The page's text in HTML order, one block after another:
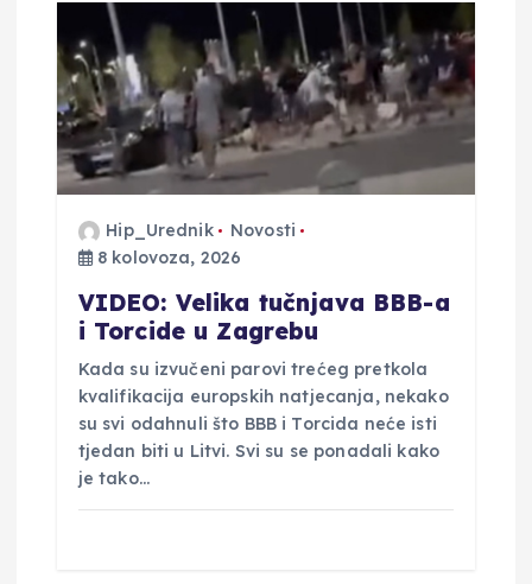
a
o
b
Hip_Urednik
Novosti
8 kolovoza, 2026
VIDEO: Velika tučnjava BBB-a
i Torcide u Zagrebu
Kada su izvučeni parovi trećeg pretkola
kvalifikacija europskih natjecanja, nekako
su svi odahnuli što BBB i Torcida neće isti
tjedan biti u Litvi. Svi su se ponadali kako
je tako…